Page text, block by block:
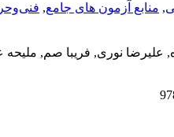
, منابع آزمون های جامع,
علیرضا نوری, فریبا صم,